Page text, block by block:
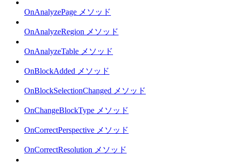
OnAnalyzePage メソッド
OnAnalyzeRegion メソッド
OnAnalyzeTable メソッド
OnBlockAdded メソッド
OnBlockSelectionChanged メソッド
OnChangeBlockType メソッド
OnCorrectPerspective メソッド
OnCorrectResolution メソッド